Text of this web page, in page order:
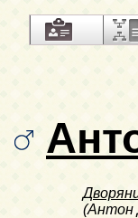
(Антон